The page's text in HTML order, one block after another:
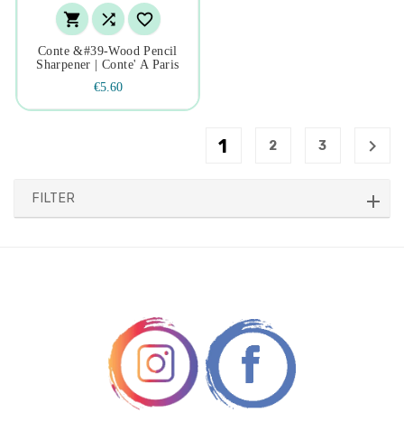
  
Conte &#39-Wood Pencil
Sharpener | Conte' A Paris
€5.60
1 2 3 
FILTER